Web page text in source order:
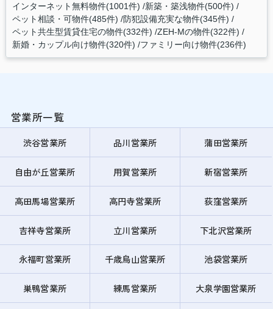
インターネット無料物件(1001件) 新築・築浅物件(500件)
ペット相談・可物件(485件) 防犯設備充実な物件(345件)
ペット共生型賃貸住宅の物件(332件) ZEH-Mの物件(322件)
新婚・カップル向け物件(320件) ファミリー向け物件(236件)
営業所一覧
渋谷営業所 品川営業所 蒲田営業所
自由が丘営業所 用賀営業所 新宿営業所
高田馬場営業所 高円寺営業所 荻窪営業所
吉祥寺営業所 立川営業所 下北沢営業所
永福町営業所 千歳烏山営業所 池袋営業所
巣鴨営業所 練馬営業所 大泉学園営業所